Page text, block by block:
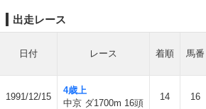
出走レース
日付 レース 着順 馬番
1991/12/15
4歳上
中京 ダ1700m 16頭
14 16